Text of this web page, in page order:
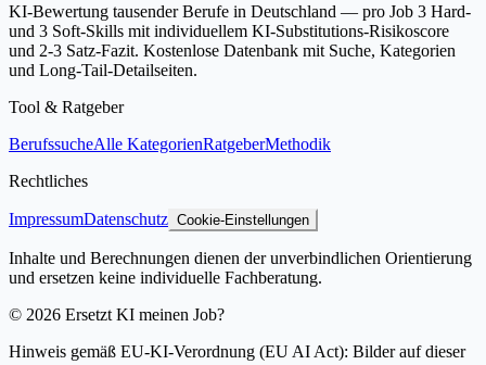
KI-Bewertung tausender Berufe in Deutschland — pro Job 3 Hard-
und 3 Soft-Skills mit individuellem KI-Substitutions-Risikoscore
und 2-3 Satz-Fazit. Kostenlose Datenbank mit Suche, Kategorien
und Long-Tail-Detailseiten.
Tool & Ratgeber
BerufssucheAlle KategorienRatgeberMethodik
Rechtliches
ImpressumDatenschutz Cookie-Einstellungen
Inhalte und Berechnungen dienen der unverbindlichen Orientierung
und ersetzen keine individuelle Fachberatung.
© 2026 Ersetzt KI meinen Job?
Hinweis gemäß EU-KI-Verordnung (EU AI Act): Bilder auf dieser